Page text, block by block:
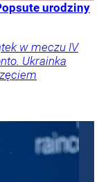
urodziny
w meczu IV
Ukrainka